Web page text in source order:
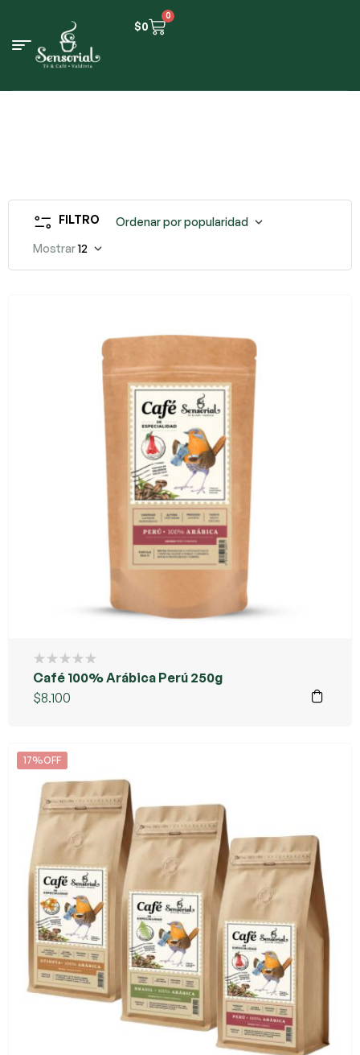
$0
0
FILTRO
Ordenar por popularidad
Mostrar12
Café 100% Arábica Perú 250g
$8.100
17%OFF